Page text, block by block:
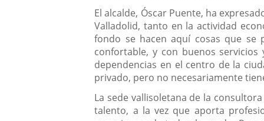
El alcalde, Óscar Puente, ha
Valladolid, tanto en la actividad
fondo se hacen aquí cosas que se
confortable, y con buenos
dependencias en el centro de la
privado, pero no necesariamente
La sede vallisoletana de la
talento, a la vez que aporta